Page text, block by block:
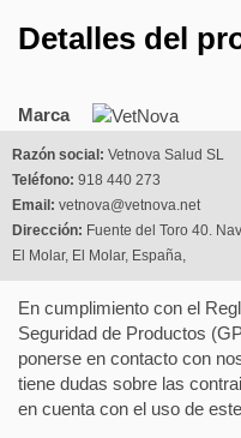
Detalles del
Marca
Razón social: Vetnova Salud SL
Teléfono: 918 440 273
Email: vetnova@vetnova.net
Dirección: Fuente del Toro 40.
El Molar, El Molar, España,
En cumplimiento con el
Seguridad de Productos
ponerse en contacto con
tiene dudas sobre las
en cuenta con el uso de